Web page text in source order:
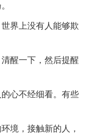
界上没有人能够欺
醒一下，然后提醒
心不经细看。有些
境，接触新的人，